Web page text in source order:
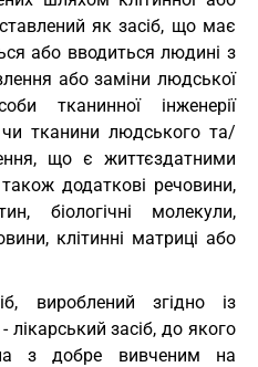
як засіб, що має
або вводиться людині з
або заміни людської
тканинної інженерії
тканини людського та/
що є життєздатними
додаткові речовини,
біологічні молекули,
клітинні матриці або
вироблений згідно із
засіб, до якого
з добре вивченим на